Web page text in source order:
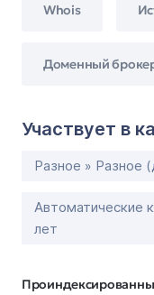
Whois
Доменный
Участвует в
Разное » Разное
Автоматические
лет